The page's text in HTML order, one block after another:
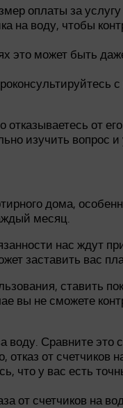
оплаты за услугу
на воду, чтобы
это может быть
от
изучить вопрос
дома,
месяц.
нас ждут
заставить вас
ставить
вы не сможете
Сравните
от счетчиков
что у вас есть
от счетчиков на